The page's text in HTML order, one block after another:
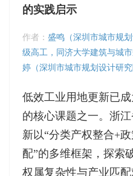
的实践启示
作者： 盛鸣（深圳市城市规
级高工，同济大学建筑与城
婷（深圳市城市规划设计研
低效工业用地更新已
的核心课题之一。浙
新以“分类产权整合+
配”的多维框架，探索
权属复杂性与产业匹